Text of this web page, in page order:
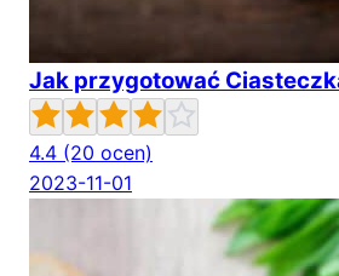
Jak przygotować
4.4 (20 ocen)
2023-11-01